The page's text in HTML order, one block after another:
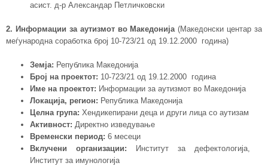
асист. д-р Александар Петличковски
2. Информации за аутизмот во Македонија(Македонски центар за
меѓународна соработка број 10-723/21 од 19.12.2000 година)
Земја: Република Македонија
Број на проектот: 10-723/21 од 19.12.2000 година
Име на проектот: Информации за аутизмот во Македонија
Локација, регион: Република Македонија
Целна група: Хендикепирани деца и други лица со аутизам
Активност: Директно изведување
Временски период: 6 месеци
Вклучени организации: Институт за дефектологија,
Институт за имунологија